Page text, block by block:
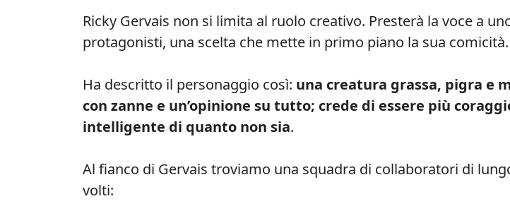
Ricky Gervais non si limita al ruolo creativo. Presterà la voce a
protagonisti, una scelta che mette in primo piano la sua comicità.
Ha descritto il personaggio così: una creatura grassa, pigra e
con zanne e un’opinione su tutto; crede di essere più
intelligente di quanto non sia.
Al fianco di Gervais troviamo una squadra di collaboratori di
volti: